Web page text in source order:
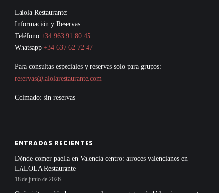
Lalola Restaurante:
Información y Reservas
Teléfono +34 963 91 80 45
Whatsapp +34 637 62 72 47
Para consultas especiales y reservas solo para grupos:
reservas@lalolarestaurante.com
Colmado: sin reservas
ENTRADAS RECIENTES
Dónde comer paella en Valencia centro: arroces valencianos en
LALOLA Restaurante
18 de junio de 2026